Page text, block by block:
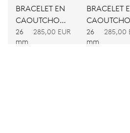
Remontage automatique
VIBRATIONS
BRACELET EN
CAOUTCHOUC
JAUNE
26
mm
285,00 EUR
BRACELET
ORANGE
26
mm
285,00